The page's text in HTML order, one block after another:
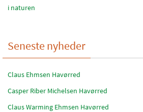
i naturen
Seneste nyheder
Claus Ehmsen Havørred
Casper Riber Michelsen Havørred
Claus Warming Ehmsen Havørred